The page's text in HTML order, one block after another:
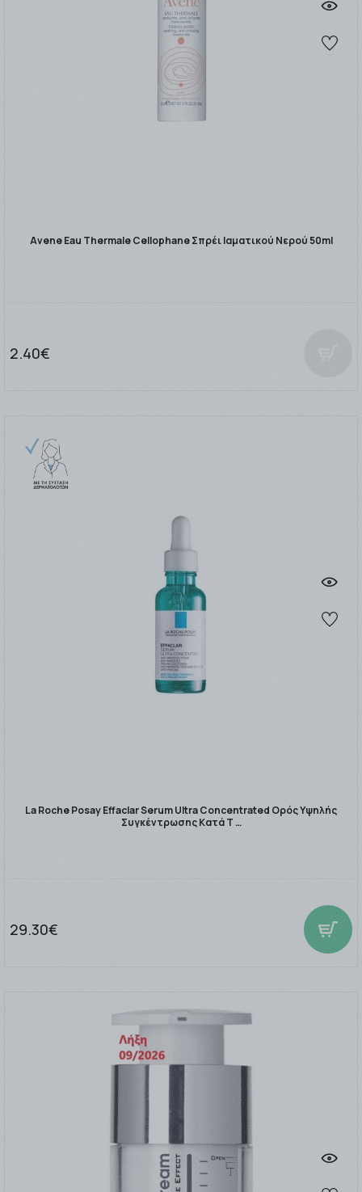
Avene Eau Thermale Cellophane Σπρέι Ιαματικού Νερού 50ml
2.40€
La Roche Posay Effaclar Serum Ultra Concentrated Ορός Υψηλής
Συγκέντρωσης Κατά Τ …
29.30€